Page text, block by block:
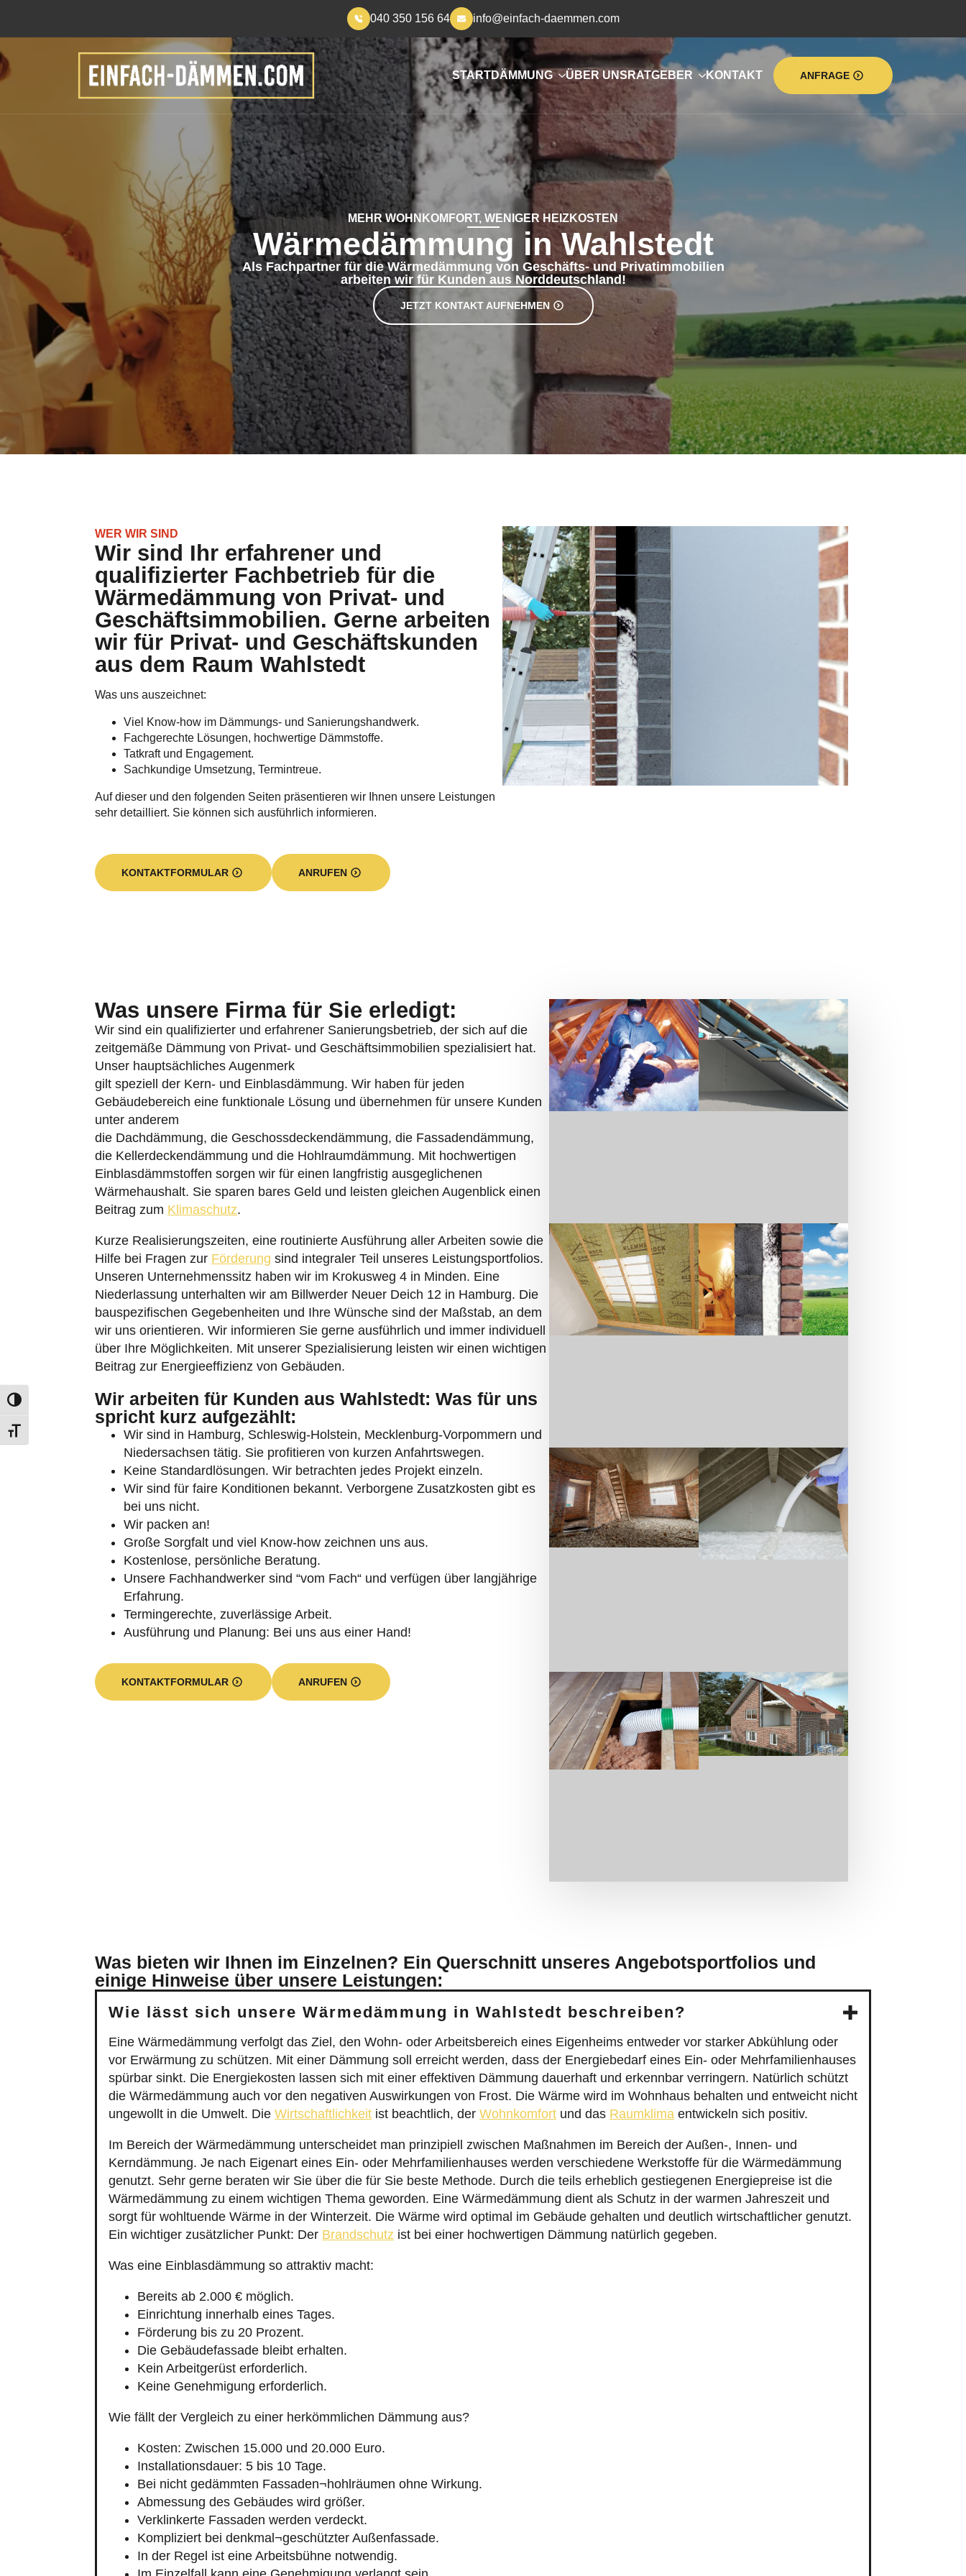
Umschalten auf hohe Kontraste
Schrift vergrößern
040 350 156 64 info@einfach-daemmen.com
STARTDÄMMUNG ÜBER UNS RATGEBER KONTAKT ANFRAGE
MEHR WOHNKOMFORT, WENIGER HEIZKOSTEN
Wärmedämmung in Wahlstedt
Als Fachpartner für die Wärmedämmung von Geschäfts- und Privatimmobilien
arbeiten wir für Kunden aus Norddeutschland!
JETZT KONTAKT AUFNEHMEN
WER WIR SIND
Wir sind Ihr erfahrener und
qualifizierter Fachbetrieb für die
Wärmedämmung von Privat- und
Geschäftsimmobilien. Gerne arbeiten
wir für Privat- und Geschäftskunden
aus dem Raum Wahlstedt
Was uns auszeichnet:
Viel Know-how im Dämmungs- und Sanierungshandwerk.
Fachgerechte Lösungen, hochwertige Dämmstoffe.
Tatkraft und Engagement.
Sachkundige Umsetzung, Termintreue.
Auf dieser und den folgenden Seiten präsentieren wir Ihnen unsere Leistungen
sehr detailliert. Sie können sich ausführlich informieren.
KONTAKTFORMULAR ANRUFEN
Was unsere Firma für Sie erledigt:
Wir sind ein qualifizierter und erfahrener Sanierungsbetrieb, der sich auf die
zeitgemäße Dämmung von Privat- und Geschäftsimmobilien spezialisiert hat.
Unser hauptsächliches Augenmerk
gilt speziell der Kern- und Einblasdämmung. Wir haben für jeden
Gebäudebereich eine funktionale Lösung und übernehmen für unsere Kunden
unter anderem
die Dachdämmung, die Geschossdeckendämmung, die Fassadendämmung,
die Kellerdeckendämmung und die Hohlraumdämmung. Mit hochwertigen
Einblasdämmstoffen sorgen wir für einen langfristig ausgeglichenen
Wärmehaushalt. Sie sparen bares Geld und leisten gleichen Augenblick einen
Beitrag zum Klimaschutz.
Kurze Realisierungszeiten, eine routinierte Ausführung aller Arbeiten sowie die
Hilfe bei Fragen zur Förderung sind integraler Teil unseres Leistungsportfolios.
Unseren Unternehmenssitz haben wir im Krokusweg 4 in Minden. Eine
Niederlassung unterhalten wir am Billwerder Neuer Deich 12 in Hamburg. Die
bauspezifischen Gegebenheiten und Ihre Wünsche sind der Maßstab, an dem
wir uns orientieren. Wir informieren Sie gerne ausführlich und immer individuell
über Ihre Möglichkeiten. Mit unserer Spezialisierung leisten wir einen wichtigen
Beitrag zur Energieeffizienz von Gebäuden.
Wir arbeiten für Kunden aus Wahlstedt: Was für uns
spricht kurz aufgezählt:
Wir sind in Hamburg, Schleswig-Holstein, Mecklenburg-Vorpommern und
Niedersachsen tätig. Sie profitieren von kurzen Anfahrtswegen.
Keine Standardlösungen. Wir betrachten jedes Projekt einzeln.
Wir sind für faire Konditionen bekannt. Verborgene Zusatzkosten gibt es
bei uns nicht.
Wir packen an!
Große Sorgfalt und viel Know-how zeichnen uns aus.
Kostenlose, persönliche Beratung.
Unsere Fachhandwerker sind “vom Fach“ und verfügen über langjährige
Erfahrung.
Termingerechte, zuverlässige Arbeit.
Ausführung und Planung: Bei uns aus einer Hand!
KONTAKTFORMULAR ANRUFEN
Was bieten wir Ihnen im Einzelnen? Ein Querschnitt unseres Angebotsportfolios und
einige Hinweise über unsere Leistungen:
Wie lässt sich unsere Wärmedämmung in Wahlstedt beschreiben?
Eine Wärmedämmung verfolgt das Ziel, den Wohn- oder Arbeitsbereich eines Eigenheims entweder vor starker Abkühlung oder
vor Erwärmung zu schützen. Mit einer Dämmung soll erreicht werden, dass der Energiebedarf eines Ein- oder Mehrfamilienhauses
spürbar sinkt. Die Energiekosten lassen sich mit einer effektiven Dämmung dauerhaft und erkennbar verringern. Natürlich schützt
die Wärmedämmung auch vor den negativen Auswirkungen von Frost. Die Wärme wird im Wohnhaus behalten und entweicht nicht
ungewollt in die Umwelt. Die Wirtschaftlichkeit ist beachtlich, der Wohnkomfort und das Raumklima entwickeln sich positiv.
Im Bereich der Wärmedämmung unterscheidet man prinzipiell zwischen Maßnahmen im Bereich der Außen-, Innen- und
Kerndämmung. Je nach Eigenart eines Ein- oder Mehrfamilienhauses werden verschiedene Werkstoffe für die Wärmedämmung
genutzt. Sehr gerne beraten wir Sie über die für Sie beste Methode. Durch die teils erheblich gestiegenen Energiepreise ist die
Wärmedämmung zu einem wichtigen Thema geworden. Eine Wärmedämmung dient als Schutz in der warmen Jahreszeit und
sorgt für wohltuende Wärme in der Winterzeit. Die Wärme wird optimal im Gebäude gehalten und deutlich wirtschaftlicher genutzt.
Ein wichtiger zusätzlicher Punkt: Der Brandschutz ist bei einer hochwertigen Dämmung natürlich gegeben.
Was eine Einblasdämmung so attraktiv macht:
Bereits ab 2.000 € möglich.
Einrichtung innerhalb eines Tages.
Förderung bis zu 20 Prozent.
Die Gebäudefassade bleibt erhalten.
Kein Arbeitgerüst erforderlich.
Keine Genehmigung erforderlich.
Wie fällt der Vergleich zu einer herkömmlichen Dämmung aus?
Kosten: Zwischen 15.000 und 20.000 Euro.
Installationsdauer: 5 bis 10 Tage.
Bei nicht gedämmten Fassaden¬hohlräumen ohne Wirkung.
Abmessung des Gebäudes wird größer.
Verklinkerte Fassaden werden verdeckt.
Kompliziert bei denkmal¬geschützter Außenfassade.
In der Regel ist eine Arbeitsbühne notwendig.